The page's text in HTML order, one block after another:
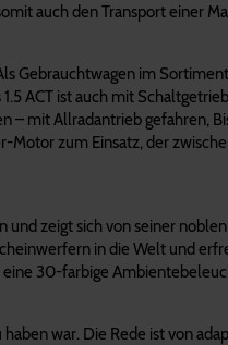
auch den Transport einer
Gebrauchtwagen im
ACT ist auch mit
mit Allradantrieb gefahren,
zum Einsatz, der
zeigt sich von seiner
in die Welt und
30-farbige
war. Die Rede ist von